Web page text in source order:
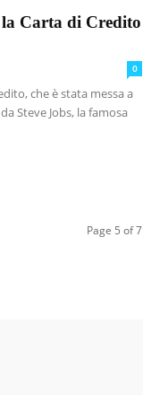
Carta di Credito
0
che è stata messa a
Steve Jobs, la famosa
Page 5 of 7